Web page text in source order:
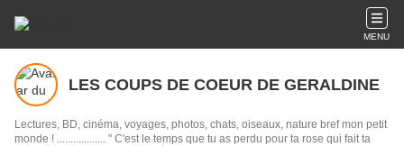
MENU
LES COUPS DE COEUR DE GERALDINE
Lectures, BD, cinéma, voyages, photos, chats, oiseaux, nature bref mon petit
monde ! .................. " C'est le temps que tu as perdu pour ta rose qui fait ta